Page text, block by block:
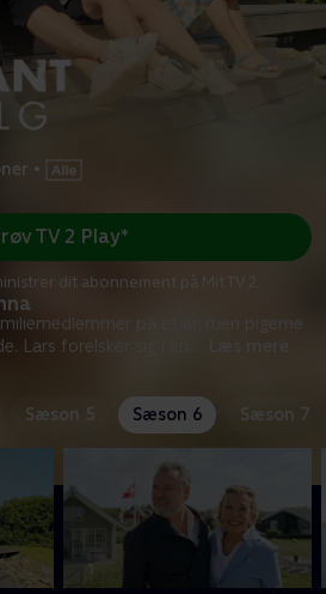
•
på et år, men pigerne
Lars forelsker sig i en
TV 2 Play*
dit abonnement på Mit TV 2.
Sæson 5 Sæson 6 Sæson 7